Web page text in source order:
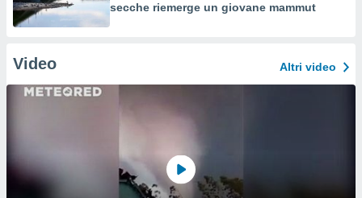
secche riemerge un giovane mammut
Video Altri video